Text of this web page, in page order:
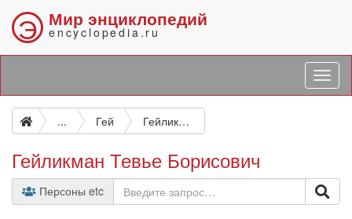
Э Мир энциклопедий
encyclopedia.ru
... Гей Гейликман Тевье Борисович
Гейликман Тевье Борисович
Персоны etc